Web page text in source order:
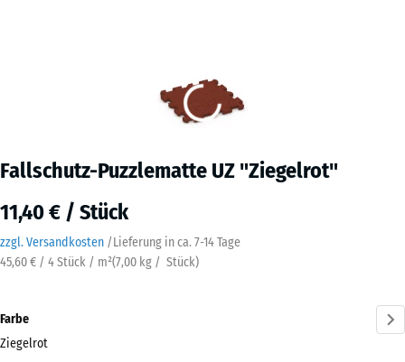
Fallschutz-Puzzlematte UZ "Ziegelrot"
11,40 € / Stück
zzgl. Versandkosten /Lieferung in ca. 7-14 Tage
45,60 € / 4 Stück / m²(7,00 kg / Stück)
Farbe
Ziegelrot